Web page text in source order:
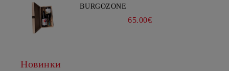
BURGOZONE
65.00€
Новинки